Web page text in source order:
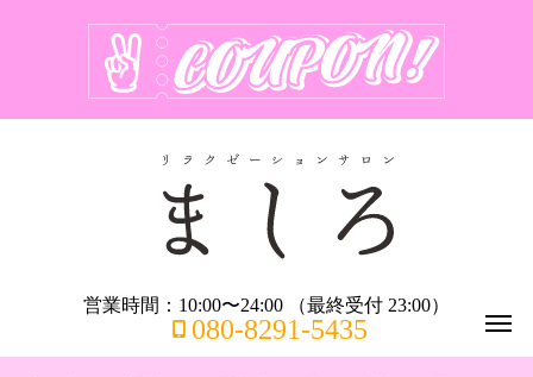
営業時間：10:00〜24:00 （最終受付 23:00）
080-8291-5435